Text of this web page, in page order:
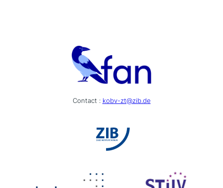
Contact : kobv-zt@zib.de